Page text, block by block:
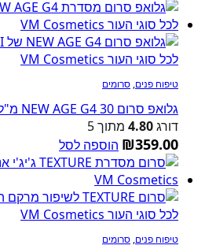
טיפוח פנים, סרומים
גלואפ סרום NEW AGE G4 30 מ"ל GIGI ג'יג'י
דורג4.80 מתוך 5
₪359.00 הוספה לסל
טיפוח פנים, סרומים